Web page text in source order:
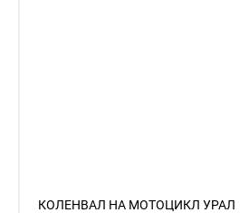
КОЛЕНВАЛ НА МОТОЦИКЛ УРАЛ